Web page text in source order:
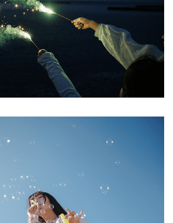
eines neuen Passworts wird an
gesendet.
ABONNIEREN
ways you would like to hear from
ein Kundenkonto eröffnen und